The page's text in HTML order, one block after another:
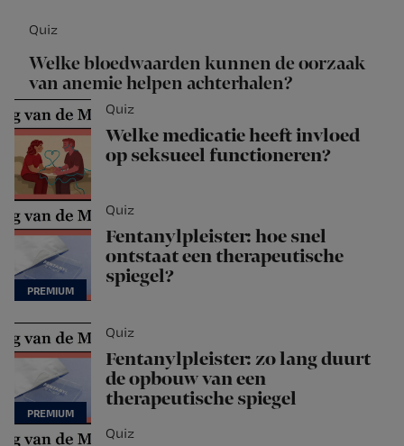
Quiz
Welke bloedwaarden kunnen de oorzaak
van anemie helpen achterhalen?
Quiz
Welke medicatie heeft invloed
op seksueel functioneren?
Quiz
Fentanylpleister: hoe snel
ontstaat een therapeutische
spiegel?
Quiz
Fentanylpleister: zo lang duurt
de opbouw van een
therapeutische spiegel
Quiz